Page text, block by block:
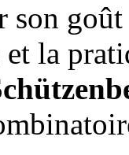
son goût
et la